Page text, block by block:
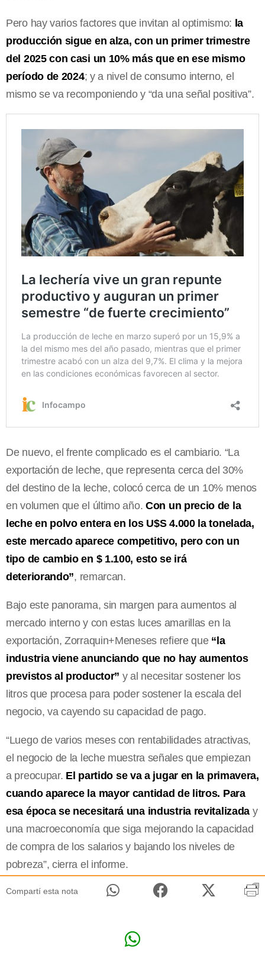
Pero hay varios factores que invitan al optimismo: la
producción sigue en alza, con un primer trimestre
del 2025 con casi un 10% más que en ese mismo
período de 2024; y a nivel de consumo interno, el
mismo se va recomponiendo y “da una señal positiva”.
De nuevo, el frente complicado es el cambiario. “La
exportación de leche, que representa cerca del 30%
del destino de la leche, colocó cerca de un 10% menos
en volumen que el último año. Con un precio de la
leche en polvo entera en los U$S 4.000 la tonelada,
este mercado aparece competitivo, pero con un
tipo de cambio en $ 1.100, esto se irá
deteriorando”, remarcan.
Bajo este panorama, sin margen para aumentos al
mercado interno y con estas luces amarillas en la
exportación, Zorraquin+Meneses refiere que “la
industria viene anunciando que no hay aumentos
previstos al productor” y al necesitar sostener los
litros que procesa para poder sostener la escala del
negocio, va cayendo su capacidad de pago.
“Luego de varios meses con rentabilidades atractivas,
el negocio de la leche muestra señales que empiezan
a preocupar. El partido se va a jugar en la primavera,
cuando aparece la mayor cantidad de litros. Para
esa época se necesitará una industria revitalizada y
una macroeconomía que siga mejorando la capacidad
de compra de los salarios y bajando los niveles de
pobreza”, cierra el informe.
Compartí esta nota